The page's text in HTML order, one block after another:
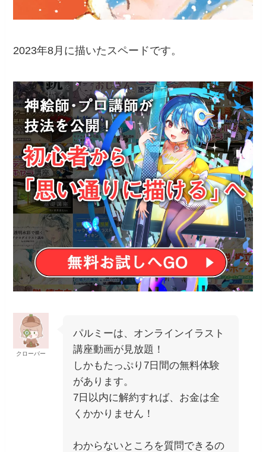
2023年8月に描いたスペードです。
クローバー
パルミーは、オンラインイラスト
講座動画が見放題！
しかもたっぷり7日間の無料体験
があります。
7日以内に解約すれば、お金は全
くかかりません！
わからないところを質問できるの